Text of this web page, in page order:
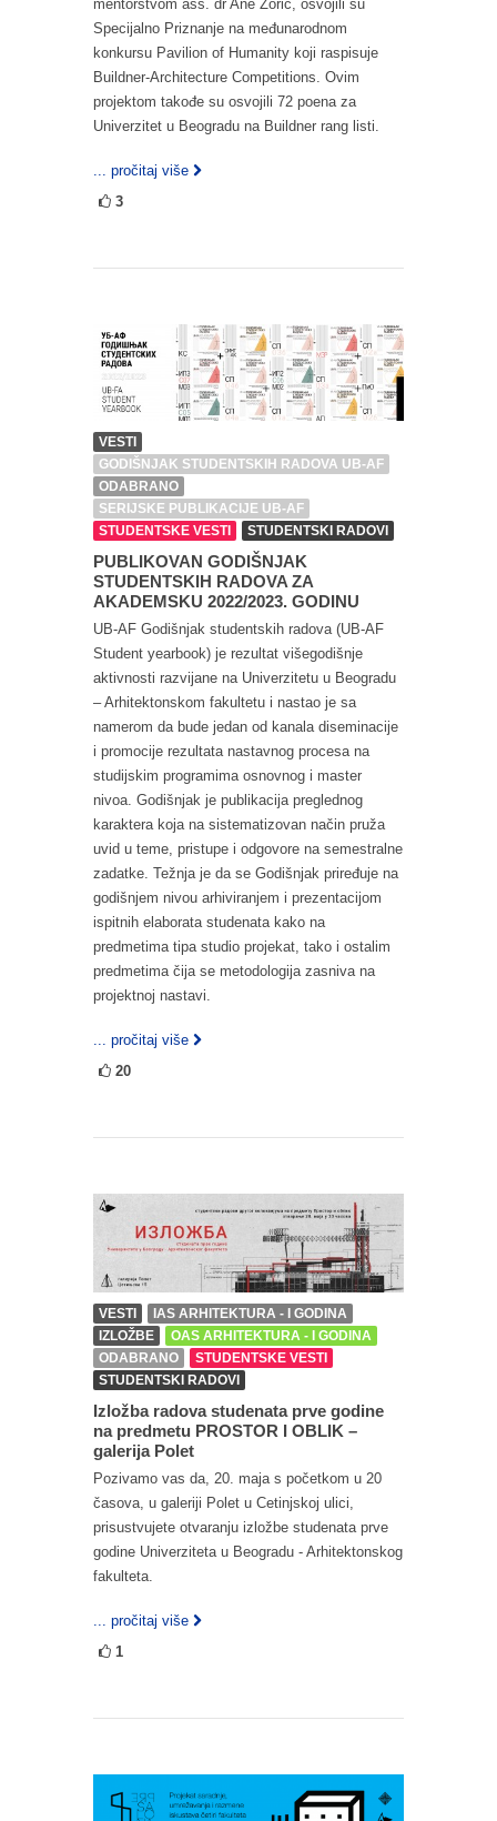
mentorstvom ass. dr Ane Zorić, osvojili su
Specijalno Priznanje na međunarodnom
konkursu Pavilion of Humanity koji raspisuje
Buildner-Architecture Competitions. Ovim
projektom takođe su osvojili 72 poena za
Univerzitet u Beogradu na Buildner rang listi.
... pročitaj više
3
VESTI
GODIŠNJAK STUDENTSKIH RADOVA UB-AF
ODABRANO
SERIJSKE PUBLIKACIJE UB-AF
STUDENTSKE VESTI
STUDENTSKI RADOVI
PUBLIKOVAN GODIŠNJAK
STUDENTSKIH RADOVA ZA
AKADEMSKU 2022/2023. GODINU
UB-AF Godišnjak studentskih radova (UB-AF
Student yearbook) je rezultat višegodišnje
aktivnosti razvijane na Univerzitetu u Beogradu
– Arhitektonskom fakultetu i nastao je sa
namerom da bude jedan od kanala diseminacije
i promocije rezultata nastavnog procesa na
studijskim programima osnovnog i master
nivoa. Godišnjak je publikacija preglednog
karaktera koja na sistematizovan način pruža
uvid u teme, pristupe i odgovore na semestralne
zadatke. Težnja je da se Godišnjak priređuje na
godišnjem nivou arhiviranjem i prezentacijom
ispitnih elaborata studenata kako na
predmetima tipa studio projekat, tako i ostalim
predmetima čija se metodologija zasniva na
projektnoj nastavi.
... pročitaj više
20
VESTI
IAS ARHITEKTURA - I GODINA
IZLOŽBE
OAS ARHITEKTURA - I GODINA
ODABRANO
STUDENTSKE VESTI
STUDENTSKI RADOVI
Izložba radova studenata prve godine
na predmetu PROSTOR I OBLIK –
galerija Polet
Pozivamo vas da, 20. maja s početkom u 20
časova, u galeriji Polet u Cetinjskoj ulici,
prisustvujete otvaranju izložbe studenata prve
godine Univerziteta u Beogradu - Arhitektonskog
fakulteta.
... pročitaj više
1